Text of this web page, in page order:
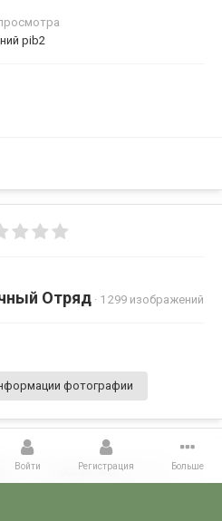
pib2
Отряд · 1 299 изображений
фотографии
Подписчики 0
Войти Регистрация Больше